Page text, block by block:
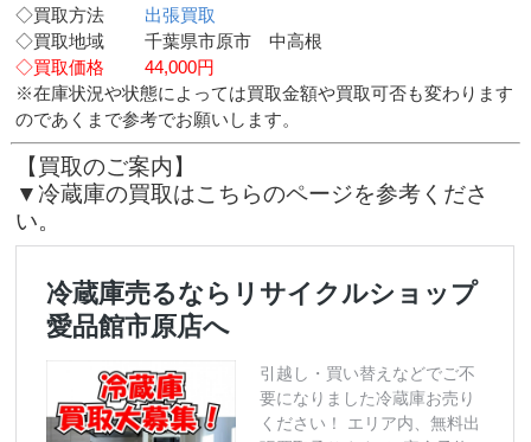
◇買取方法 出張買取
◇買取地域 千葉県市原市 中高根
◇買取価格 44,000円
※在庫状況や状態によっては買取金額や買取可否も変わります
のであくまで参考でお願いします。
【買取のご案内】
▼冷蔵庫の買取はこちらのページを参考くださ
い。